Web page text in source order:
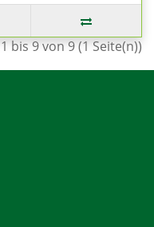
bis 9 von 9 (1 Seite(n))